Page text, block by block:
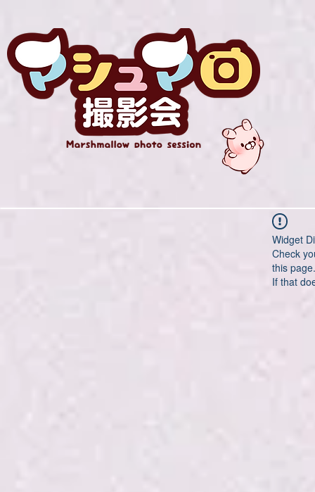
Widget
Check
this page.
If that